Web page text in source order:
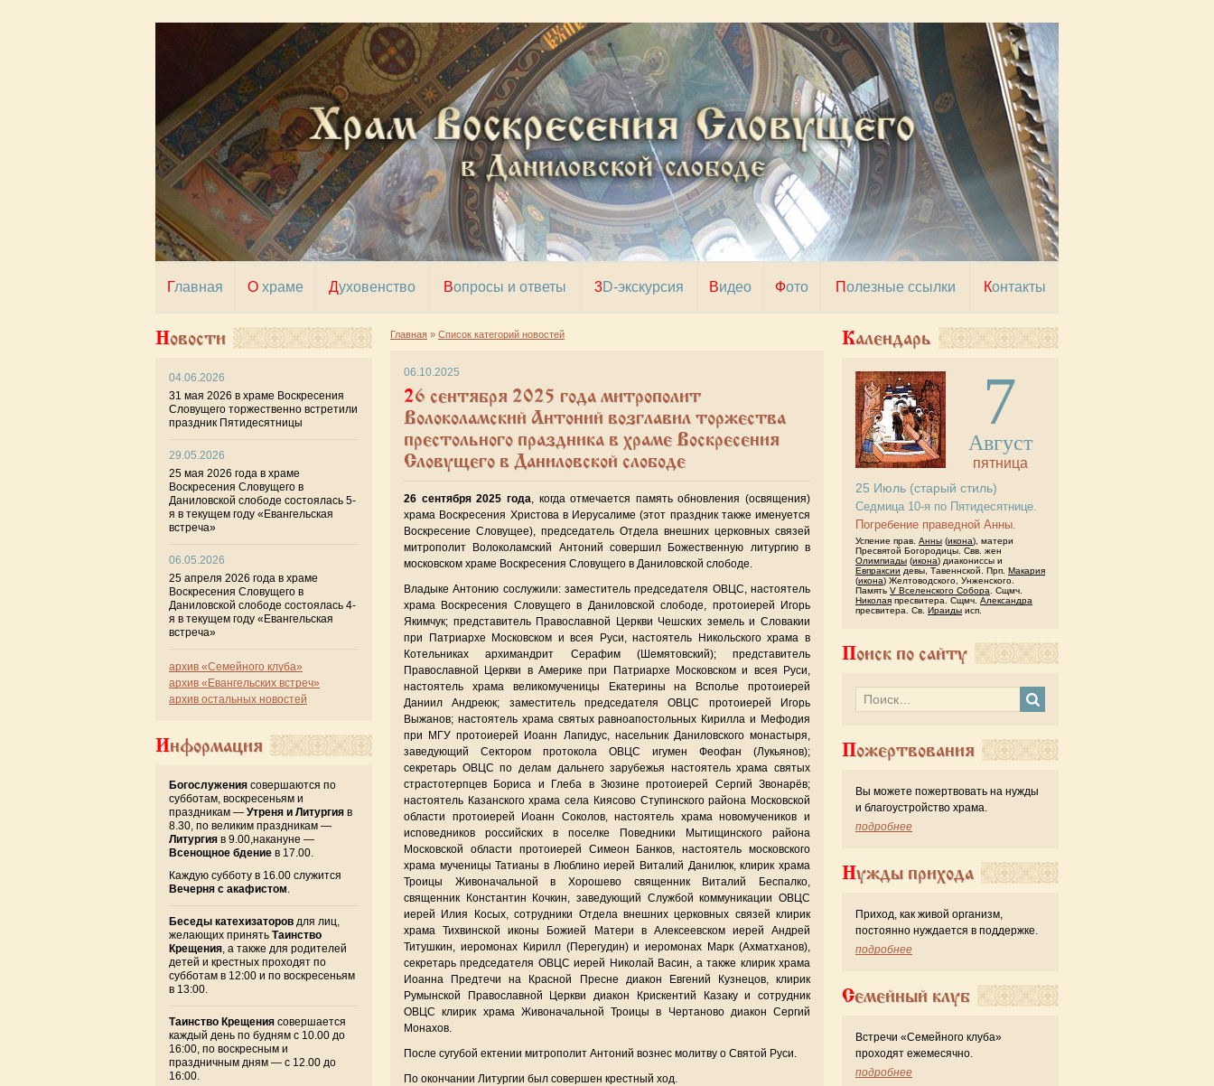
Главная О храме Духовенство Вопросы и ответы 3D-экскурсия Видео Фото Полезные ссылки Контакты
Главная » Список категорий новостей
06.10.2025
26 сентября 2025 года митрополит
Волоколамский Антоний возглавил торжества
престольного праздника в храме Воскресения
Словущего в Даниловской слободе
26 сентября 2025 года, когда отмечается память обновления (освящения)
храма Воскресения Христова в Иерусалиме (этот праздник также именуется
Воскресение Словущее), председатель Отдела внешних церковных связей
митрополит Волоколамский Антоний совершил Божественную литургию в
московском храме Воскресения Словущего в Даниловской слободе.
Владыке Антонию сослужили: заместитель председателя ОВЦС, настоятель
храма Воскресения Словущего в Даниловской слободе, протоиерей Игорь
Якимчук; представитель Православной Церкви Чешских земель и Словакии
при Патриархе Московском и всея Руси, настоятель Никольского храма в
Котельниках архимандрит Серафим (Шемятовский); представитель
Православной Церкви в Америке при Патриархе Московском и всея Руси,
настоятель храма великомученицы Екатерины на Всполье протоиерей
Даниил Андреюк; заместитель председателя ОВЦС протоиерей Игорь
Выжанов; настоятель храма святых равноапостольных Кирилла и Мефодия
при МГУ протоиерей Иоанн Лапидус, насельник Даниловского монастыря,
заведующий Сектором протокола ОВЦС игумен Феофан (Лукьянов);
секретарь ОВЦС по делам дальнего зарубежья настоятель храма святых
страстотерпцев Бориса и Глеба в Зюзине протоиерей Сергий Звонарёв;
настоятель Казанского храма села Киясово Ступинского района Московской
области протоиерей Иоанн Соколов, настоятель храма новомучеников и
исповедников российских в поселке Поведники Мытищинского района
Московской области протоиерей Симеон Банков, настоятель московского
храма мученицы Татианы в Люблино иерей Виталий Данилюк, клирик храма
Троицы Живоначальной в Хорошево священник Виталий Беспалко,
священник Константин Кочкин, заведующий Службой коммуникации ОВЦС
иерей Илия Косых, сотрудники Отдела внешних церковных связей клирик
храма Тихвинской иконы Божией Матери в Алексеевском иерей Андрей
Титушкин, иеромонах Кирилл (Перегудин) и иеромонах Марк (Ахматханов),
секретарь председателя ОВЦС иерей Николай Васин, а также клирик храма
Иоанна Предтечи на Красной Пресне диакон Евгений Кузнецов, клирик
Румынской Православной Церкви диакон Крискентий Казаку и сотрудник
ОВЦС клирик храма Живоначальной Троицы в Чертаново диакон Сергий
Монахов.
После сугубой ектении митрополит Антоний вознес молитву о Святой Руси.
По окончании Литургии был совершен крестный ход.
Новости
04.06.2026
31 мая 2026 в храме Воскресения
Словущего торжественно встретили
праздник Пятидесятницы
29.05.2026
25 мая 2026 года в храме
Воскресения Словущего в
Даниловской слободе состоялась 5-
я в текущем году «Евангельская
встреча»
06.05.2026
25 апреля 2026 года в храме
Воскресения Словущего в
Даниловской слободе состоялась 4-
я в текущем году «Евангельская
встреча»
архив «Семейного клуба»
архив «Евангельских встреч»
архив остальных новостей
Информация
Богослужения совершаются по
субботам, воскресеньям и
праздникам — Утреня и Литургия в
8.30, по великим праздникам —
Литургия в 9.00,накануне —
Всенощное бдение в 17.00.
Каждую субботу в 16.00 служится
Вечерня с акафистом.
Беседы катехизаторов для лиц,
желающих принять Таинство
Крещения, а также для родителей
детей и крестных проходят по
субботам в 12:00 и по воскресеньям
в 13:00.
Таинство Крещения совершается
каждый день по будням с 10.00 до
16:00, по воскресным и
праздничным дням — с 12.00 до
16:00.
Календарь
7
Август
пятница
25 Июль (старый стиль)
Седмица 10-я по Пятидесятнице.
Погребение праведной Анны.
Успение прав. Анны (икона), матери
Пресвятой Богородицы. Свв. жен
Олимпиады (икона) диакониссы и
Евпраксии девы, Тавеннской. Прп. Макария
(икона) Желтоводского, Унженского.
Память V Вселенского Собора . Сщмч.
Николая пресвитера. Сщмч. Александра
пресвитера. Св. Ираиды исп.
Поиск по сайту
Пожертвования
Вы можете пожертвовать на нужды
и благоустройство храма.
подробнее
Нужды прихода
Приход, как живой организм,
постоянно нуждается в поддержке.
подробнее
Семейный клуб
Встречи «Семейного клуба»
проходят ежемесячно.
подробнее